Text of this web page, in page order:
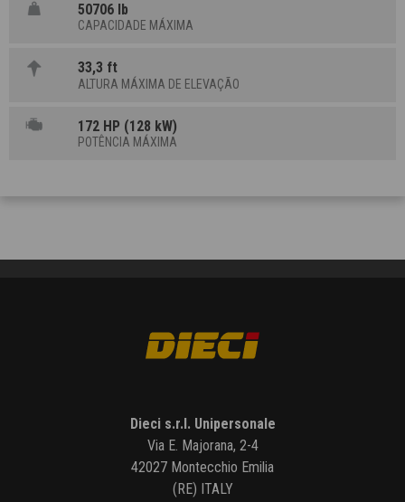
50706 lb
CAPACIDADE MÁXIMA
33,3 ft
ALTURA MÁXIMA DE ELEVAÇÃO
172 HP (128 kW)
POTÊNCIA MÁXIMA
Dieci s.r.l. Unipersonale
Via E. Majorana, 2-4
42027 Montecchio Emilia
(RE) ITALY